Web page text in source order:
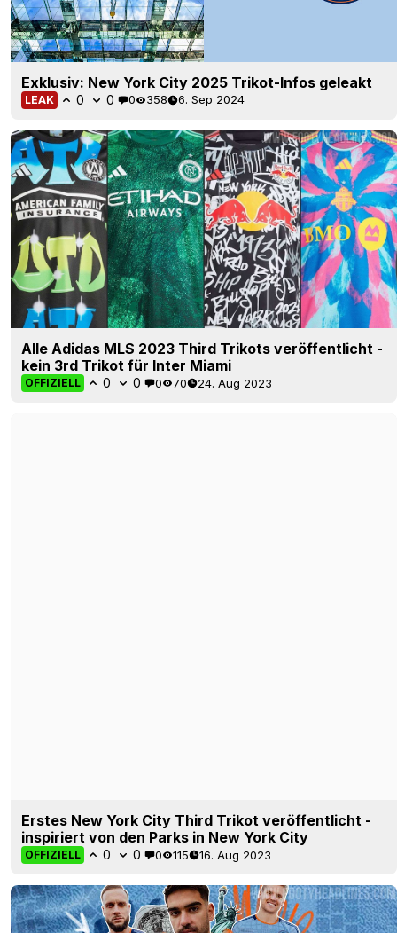
Exklusiv: New York City 2025 Trikot-Infos geleakt
LEAK 0 0 0 358 6. Sep 2024
Alle Adidas MLS 2023 Third Trikots veröffentlicht -
kein 3rd Trikot für Inter Miami
OFFIZIELL 0 0 0 70 24. Aug 2023
Erstes New York City Third Trikot veröffentlicht -
inspiriert von den Parks in New York City
OFFIZIELL 0 0 0 115 16. Aug 2023